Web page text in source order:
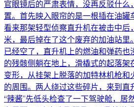
官眼镜后的严肃表情，没再反驳什么
置。首先映入眼帘的是一根插在油罐
看来那架轻型侦察直升机在被击中后
米，最后掉在了这个废弃的加油站里
已经空了，直升机上的燃油和弹药也
的残骸侧躺在地上，滑橇式的起落架
变形，从挂架上脱落的加特林机枪和
的周围。两人绕过这些碎片，来到直
“辣酱”先低头检查了一下驾驶舱，居